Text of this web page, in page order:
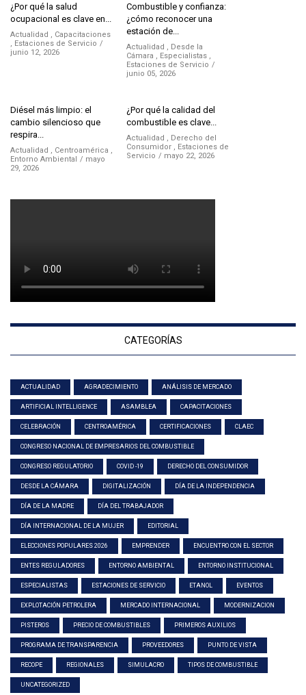
¿Por qué la salud
ocupacional es clave en...
Actualidad , Capacitaciones
, Estaciones de Servicio
junio 12, 2026
Combustible y confianza:
¿cómo reconocer una
estación de...
Actualidad , Desde la
Cámara , Especialistas ,
Estaciones de Servicio
junio 05, 2026
Diésel más limpio: el
cambio silencioso que
respira...
Actualidad , Centroamérica ,
Entorno Ambiental
mayo
29, 2026
¿Por qué la calidad del
combustible es clave...
Actualidad , Derecho del
Consumidor , Estaciones de
Servicio
mayo 22, 2026
CATEGORÍAS
ACTUALIDAD AGRADECIMIENTO ANÁLISIS DE MERCADO
ARTIFICIAL INTELLIGENCE ASAMBLEA CAPACITACIONES
CELEBRACIÓN CENTROAMÉRICA CERTIFICACIONES CLAEC
CONGRESO NACIONAL DE EMPRESARIOS DEL COMBUSTIBLE
CONGRESO REGULATORIO COVID -19 DERECHO DEL CONSUMIDOR
DESDE LA CÁMARA DIGITALIZACIÓN DÍA DE LA INDEPENDENCIA
DÍA DE LA MADRE DÍA DEL TRABAJADOR
DÍA INTERNACIONAL DE LA MUJER EDITORIAL
ELECCIONES POPULARES 2026 EMPRENDER ENCUENTRO CON EL SECTOR
ENTES REGULADORES ENTORNO AMBIENTAL ENTORNO INSTITUCIONAL
ESPECIALISTAS ESTACIONES DE SERVICIO ETANOL EVENTOS
EXPLOTACIÓN PETROLERA MERCADO INTERNACIONAL MODERNIZACION
PISTEROS PRECIO DE COMBUSTIBLES PRIMEROS AUXILIOS
PROGRAMA DE TRANSPARENCIA PROVEEDORES PUNTO DE VISTA
RECOPE REGIONALES SIMULACRO TIPOS DE COMBUSTIBLE
UNCATEGORIZED